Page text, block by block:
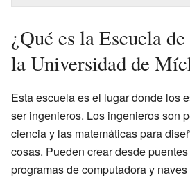
¿Qué es la Escuela
la Universidad de
Esta escuela es el lugar donde los
ser ingenieros. Los ingenieros son
ciencia y las matemáticas para
cosas. Pueden crear desde
programas de computadora y